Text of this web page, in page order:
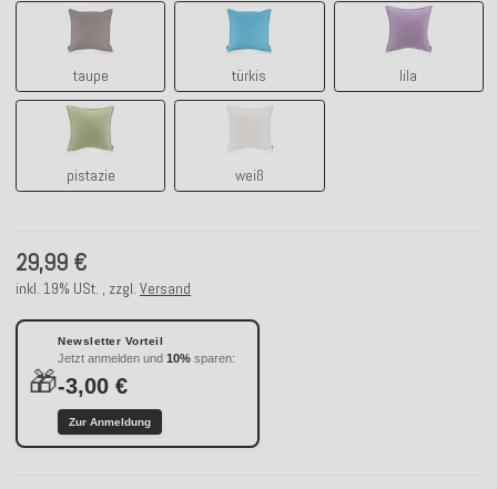
taupe
taupe
türkis
türkis
lila
lila
pistazie
pistazie
weiß
weiß
29,99 €
inkl. 19% USt. , zzgl. Versand
🎁
Newsletter Vorteil
Jetzt anmelden und 10% sparen:
-3,00 €
Zur Anmeldung